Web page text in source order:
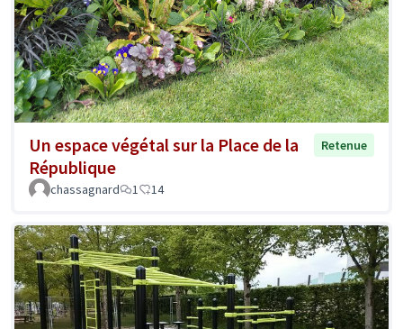
Un espace végétal sur la Place de la
République
Retenue
chassagnard 1 14